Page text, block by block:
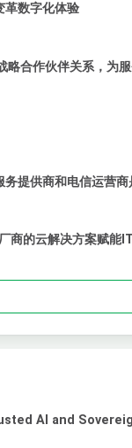
革数字化体验
合作伙伴关系，为
提供商和电信运营
商的云解决方案赋能
AI and